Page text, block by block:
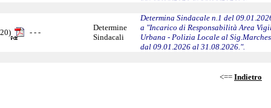
20) - - -
Determine
Sindacali
Determina Sindacale n.1 del
a "Incarico di Responsabilità Area
Urbana - Polizia Locale al
dal 09.01.2026 al 31.08.2026.".
<== Indietro